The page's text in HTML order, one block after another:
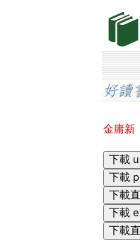
金庸新